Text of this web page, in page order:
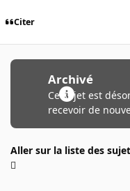
Citer
Archivé
Ce sujet est
recevoir de
Aller sur la liste des